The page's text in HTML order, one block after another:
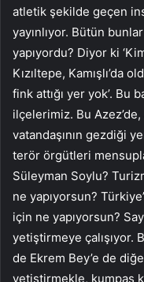
atletik şekilde geçen
yayınlıyor. Bütün
yapıyordu? Diyor ki
Kızıltepe, Kamışlı’da
fink attığı yer yok’. Bu
ilçelerimiz. Bu
vatandaşının gezdiği
terör örgütleri
Süleyman Soylu?
ne yapıyorsun?
için ne yapıyorsun?
yetiştirmeye çalışıyor.
de Ekrem Bey’e de
yetiştirmekle, kumpas